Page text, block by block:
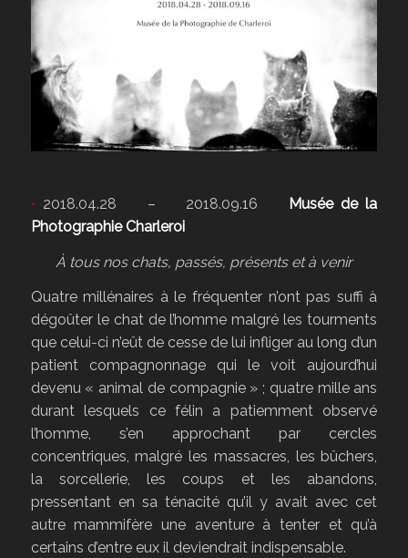
• 2018.04.28 – 2018.09.16
Musée de la
Photographie Charleroi
À tous nos chats, passés, présents et à venir
Quatre millénaires à le fréquenter n’ont pas suffi à
dégoûter le chat de l’homme malgré les tourments
que celui-ci n’eût de cesse de lui infliger au long d’un
patient compagnonnage qui le voit aujourd’hui
devenu « animal de compagnie » ; quatre mille ans
durant lesquels ce félin a patiemment observé
l’homme, s’en approchant par cercles
concentriques, malgré les massacres, les bûchers,
la sorcellerie, les coups et les abandons,
pressentant en sa ténacité qu’il y avait avec cet
autre mammifère une aventure à tenter et qu’à
certains d’entre eux il deviendrait indispensable.